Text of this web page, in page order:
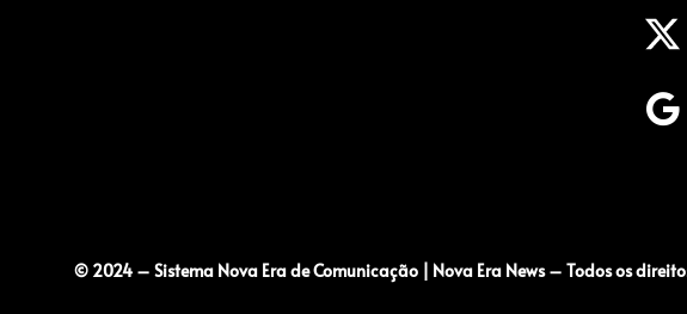
© 2024 – Sistema Nova Era de Comunicação | Nova Era News – Todos os